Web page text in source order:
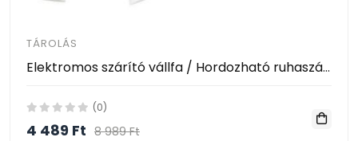
TÁROLÁS
Elektromos szárító vállfa / Hordozható ruhaszárító fogas / 3 fúvófejjel, cipőszárító adapterrel
(0)
4 489 Ft 8 989 Ft